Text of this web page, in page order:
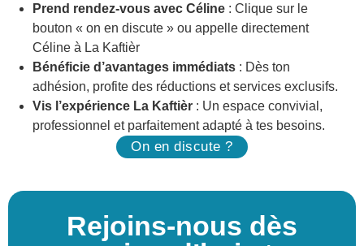
Prend rendez-vous avec Céline : Clique sur le
bouton « on en discute » ou appelle directement
Céline à La Kaftièr
Bénéficie d’avantages immédiats : Dès ton
adhésion, profite des réductions et services exclusifs.
Vis l’expérience La Kaftièr : Un espace convivial,
professionnel et parfaitement adapté à tes besoins.
On en discute ?
Rejoins-nous dès